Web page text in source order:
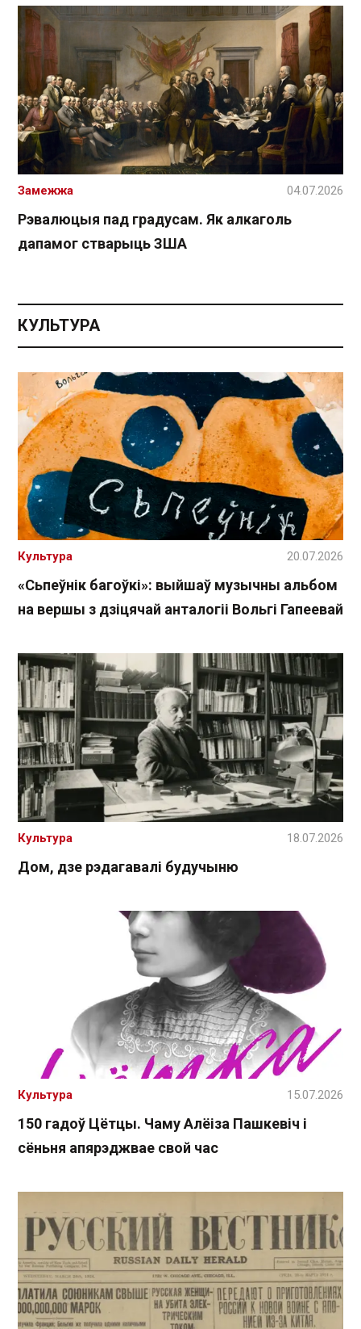
Рэвалюцыя пад градусам. Як алкаголь
дапамог стварыць ЗША
Замежжа 04.07.2026
КУЛЬТУРА
«Сьпеўнік багоўкі»: выйшаў музычны альбом
на вершы з дзіцячай анталогіі Вольгі Гапеевай
Культура 20.07.2026
Дом, дзе рэдагавалі будучыню
Культура 18.07.2026
150 гадоў Цётцы. Чаму Алёіза Пашкевіч і
сёньня апярэджвае свой час
Культура 15.07.2026